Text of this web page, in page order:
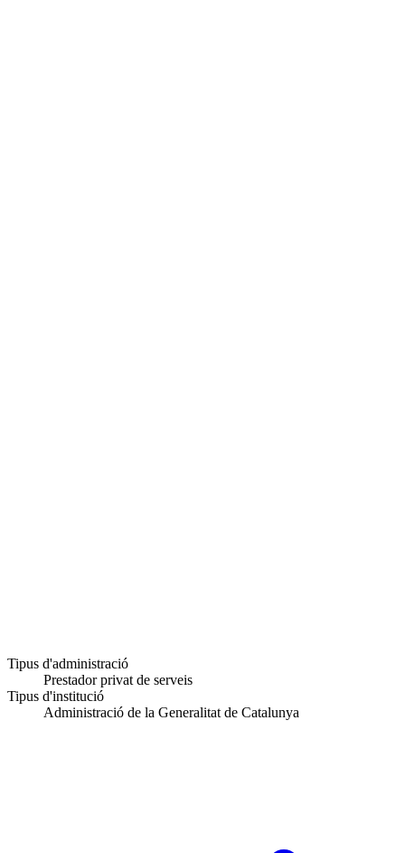
Tipus d'administració
Prestador privat de serveis
Tipus d'institució
Administració de la Generalitat de Catalunya